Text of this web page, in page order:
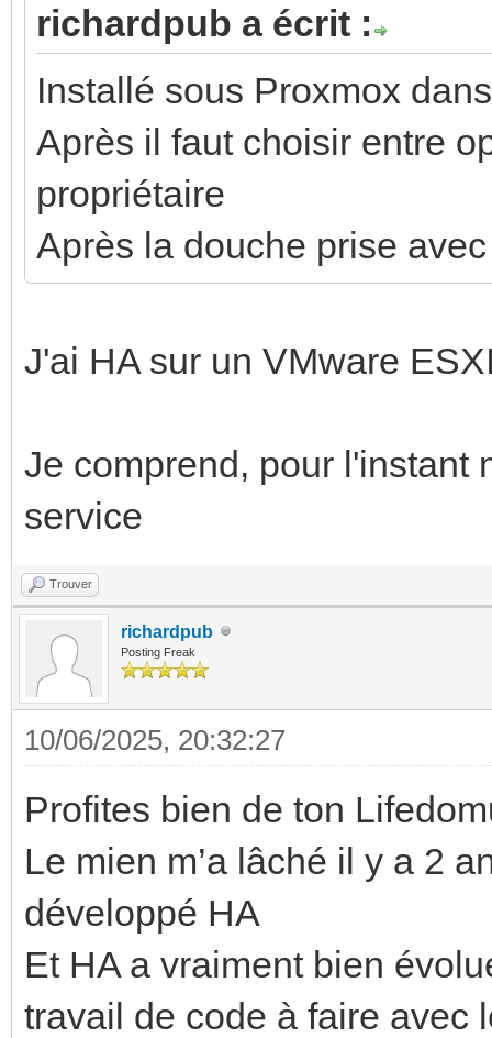
richardpub a écrit :
Installé sous Proxmox
Après il faut choisir entre
propriétaire
Après la douche prise
J'ai HA sur un VMware
Je comprend, pour l'instant
service
Trouver
richardpub
Posting Freak
10/06/2025, 20:32:27
Profites bien de ton
Le mien m’a lâché il y a 2
développé HA
Et HA a vraiment bien
travail de code à faire avec